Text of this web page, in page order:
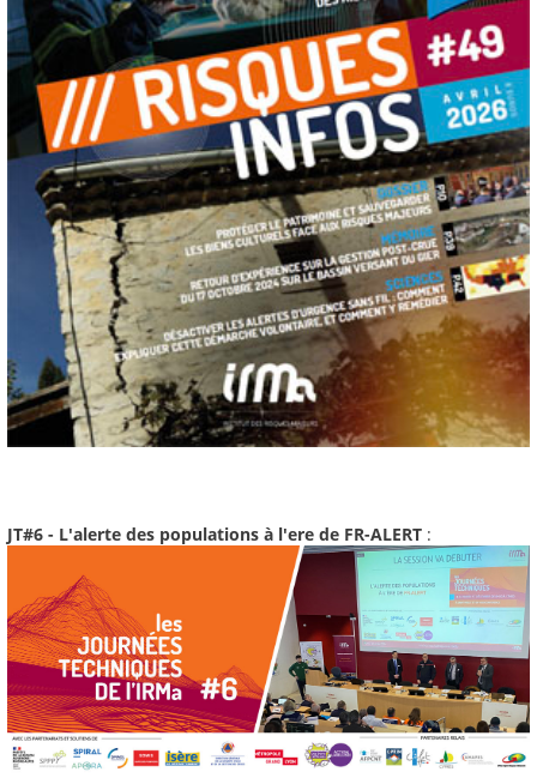
JT#6 - L'alerte des populations à l'ere de FR-ALERT :